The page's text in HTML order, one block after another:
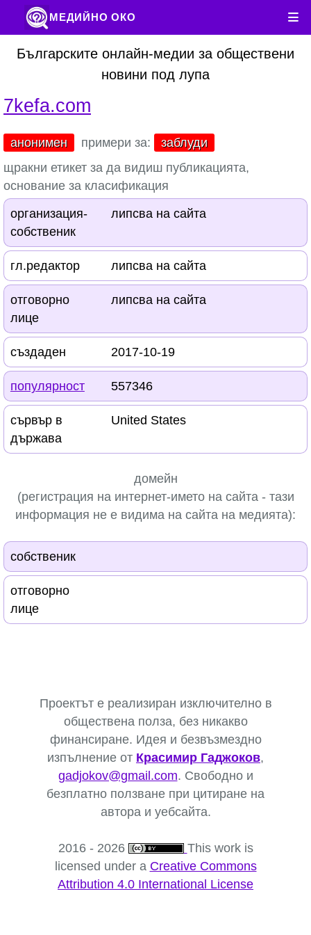
МЕДИЙНО ОКО
Българските онлайн-медии за обществени
новини под лупа
7kefa.com
анонимен примери за:
заблуди
щракни етикет за да видиш публикацията,
основание за класификация
организация-
собственик
липсва на сайта
гл.редактор липсва на сайта
отговорно
лице
липсва на сайта
създаден 2017-10-19
популярност 557346
сървър в
държава
United States
домейн
(регистрация на интернет-името на сайта - тази
информация не е видима на сайта на медията):
собственик
отговорно
лице
Проектът е реализиран изключително в
обществена полза, без никакво
финансиране. Идея и безвъзмездно
изпълнение от Красимир Гаджоков,
gadjokov@gmail.com. Свободно и
безплатно ползване при цитиране на
автора и уебсайта.
2016 - 2026
This work is
licensed under a Creative Commons
Attribution 4.0 International License